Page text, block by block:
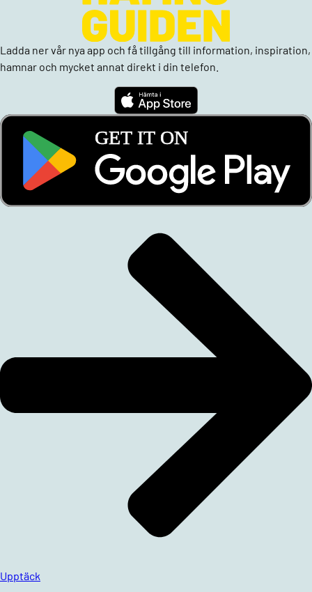
Ladda ner vår nya app och få tillgång till information, inspiration,
hamnar och mycket annat direkt i din telefon.
Upptäck